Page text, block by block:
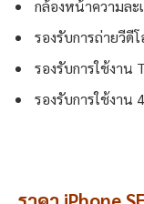
กล้องหน้าความละ
รองรับการถ่ายวีดี
รองรับการใช้งาน
รองรับการใช้งาน